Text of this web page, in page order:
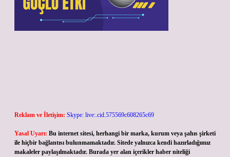
Reklam ve İletişim: Skype: live:.cid.575569c608265c69
Yasal Uyarı: Bu internet sitesi, herhangi bir marka, kurum veya şahıs şirketi
ile hiçbir bağlantısı bulunmamaktadır. Sitede yalnızca kendi hazırladığımız
makaleler paylaşılmaktadır. Burada yer alan içerikler haber niteliği